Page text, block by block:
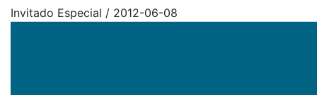
Invitado Especial / 2012-06-08